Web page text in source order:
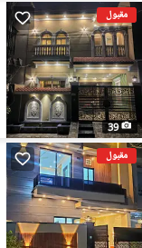
مقبول
39
مقبول